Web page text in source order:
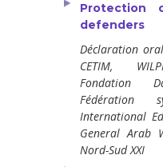
Protection
defenders
Déclaration
CETIM,
Fondation
Fédération
International
General Arab
Nord-Sud XXI